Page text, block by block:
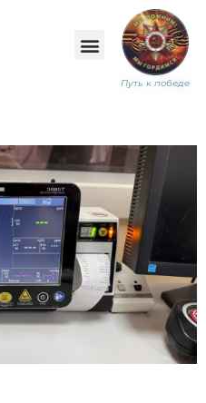
Путь к победе